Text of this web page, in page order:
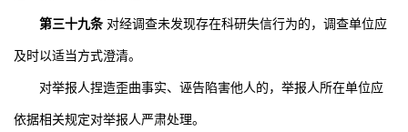
第三十九条 对经调查未发现存在科研失信行为的，调查单位应
及时以适当方式澄清。
对举报人捏造歪曲事实、诬告陷害他人的，举报人所在单位应
依据相关规定对举报人严肃处理。